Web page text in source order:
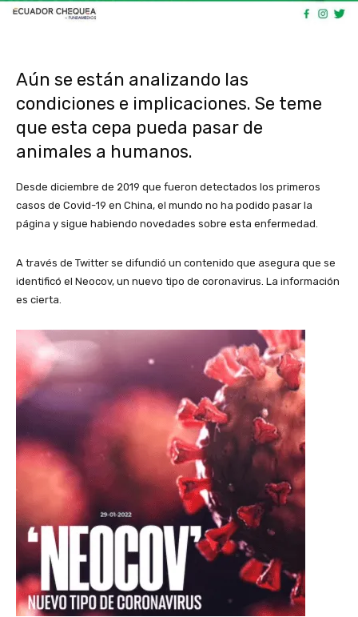
Aún se están analizando las
condiciones e implicaciones. Se teme
que esta cepa pueda pasar de
animales a humanos.
Desde diciembre de 2019 que fueron detectados los primeros
casos de Covid-19 en China, el mundo no ha podido pasar la
página y sigue habiendo novedades sobre esta enfermedad.
A través de Twitter se difundió un contenido que asegura que se
identificó el Neocov, un nuevo tipo de coronavirus. La información
es cierta.